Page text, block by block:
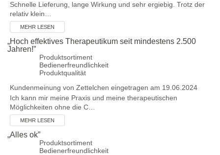
Schnelle Lieferung, lange Wirkung und sehr ergiebig. Trotz der
relativ klein…
MEHR LESEN
„Hoch effektives Therapeutikum seit mindestens 2.500
Jahren!”
Produktsortiment
Bedienerfreundlichkeit
Produktqualität
Kundenmeinung von Zettelchen eingetragen am 19.06.2024
Ich kann mir meine Praxis und meine therapeutischen
Möglichkeiten ohne die C…
MEHR LESEN
„Alles ok”
Produktsortiment
Bedienerfreundlichkeit